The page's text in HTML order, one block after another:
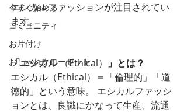
今すぐ始める
コミュニティ
お片付け
おしゃれクローゼット
エシカルファッションが注目されてい
ます。
「エシカル （Ethical）
」とは？
エシカル（Ethical）＝「倫理的」「道
徳的」という意味。 エシカルファッシ
ョンとは、良識にかなって生産、流通